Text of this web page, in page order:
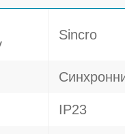
Sincro
IP23